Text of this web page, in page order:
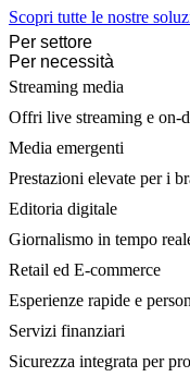
Scopri tutte le nostre
Per settore
Per necessità
Streaming media
Offri live streaming e on-
Media emergenti
Prestazioni elevate per i
Editoria digitale
Giornalismo in tempo
Retail ed E-commerce
Esperienze rapide e
Servizi finanziari
Sicurezza integrata per